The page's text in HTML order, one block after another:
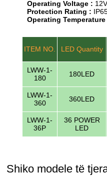
Operating Voltage :
Protection Rating :
Operating
ITEM NO. LED Quantity
LWW-1-
180
180LED
LWW-1-
360
360LED
LWW-1-
36P
36 POWER
LED
Shiko modele të